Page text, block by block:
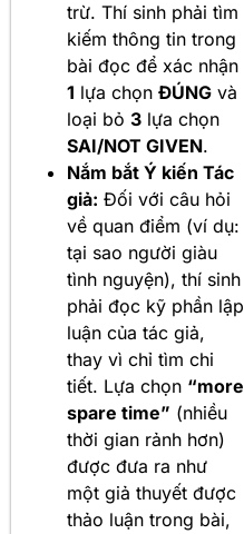
trừ. Thí sinh phải tìm
kiếm thông tin trong
bài đọc để xác nhận
1 lựa chọn ĐÚNG và
loại bỏ 3 lựa chọn
SAI/NOT GIVEN.
Nắm bắt Ý kiến Tác
giả: Đối với câu hỏi
về quan điểm (ví dụ:
tại sao người giàu
tình nguyện), thí sinh
phải đọc kỹ phần lập
luận của tác giả,
thay vì chỉ tìm chi
tiết. Lựa chọn “more
spare time” (nhiều
thời gian rảnh hơn)
được đưa ra như
một giả thuyết được
thảo luận trong bài,